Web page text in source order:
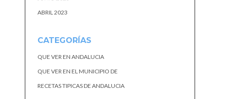
ABRIL 2023
CATEGORÍAS
QUE VER EN ANDALUCIA
QUE VER EN EL MUNICIPIO DE
RECETAS TIPICAS DE ANDALUCIA